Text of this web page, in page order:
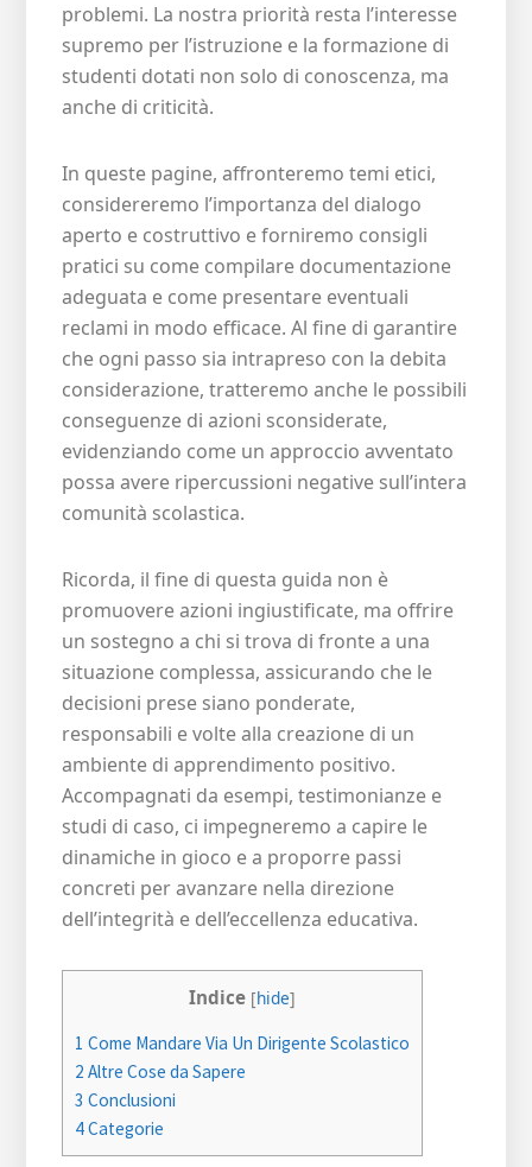
problemi. La nostra priorità resta l’interesse
supremo per l’istruzione e la formazione di
studenti dotati non solo di conoscenza, ma
anche di criticità.
In queste pagine, affronteremo temi etici,
considereremo l’importanza del dialogo
aperto e costruttivo e forniremo consigli
pratici su come compilare documentazione
adeguata e come presentare eventuali
reclami in modo efficace. Al fine di garantire
che ogni passo sia intrapreso con la debita
considerazione, tratteremo anche le possibili
conseguenze di azioni sconsiderate,
evidenziando come un approccio avventato
possa avere ripercussioni negative sull’intera
comunità scolastica.
Ricorda, il fine di questa guida non è
promuovere azioni ingiustificate, ma offrire
un sostegno a chi si trova di fronte a una
situazione complessa, assicurando che le
decisioni prese siano ponderate,
responsabili e volte alla creazione di un
ambiente di apprendimento positivo.
Accompagnati da esempi, testimonianze e
studi di caso, ci impegneremo a capire le
dinamiche in gioco e a proporre passi
concreti per avanzare nella direzione
dell’integrità e dell’eccellenza educativa.
Indice [hide]
1 Come Mandare Via Un Dirigente Scolastico
2 Altre Cose da Sapere
3 Conclusioni
4Categorie